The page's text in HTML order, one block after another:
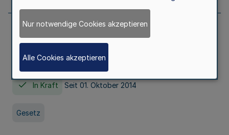
Gesetz über die Hochschulen des Landes
Nordrhein-Westfalen (Hochschulgesetz -
HG)
In Kraft Seit 01. Oktober 2014
Gesetz
Nur notwendige Cookies akzeptieren
Alle Cookies akzeptieren